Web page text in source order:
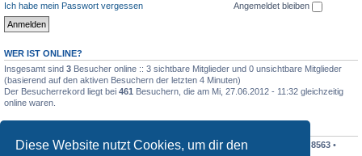
Diese Website nutzt Cookies, um dir den
Ich habe mein Passwort vergessen
Angemeldet bleiben
WER IST ONLINE?
Insgesamt sind 3 Besucher online :: 3 sichtbare Mitglieder und 0 unsichtbare Mitglieder
(basierend auf den aktiven Besuchern der letzten 4 Minuten)
Der Besucherrekord liegt bei 461 Besuchern, die am Mi, 27.06.2012 - 11:32 gleichzeitig
online waren.
Beiträge insgesamt198410• Themen insgesamt19195• Mitglieder insgesamt 8563 •